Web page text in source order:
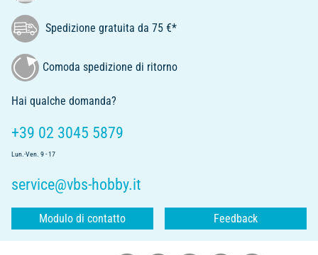
Spedizione gratuita da 75 €*
Comoda spedizione di ritorno
Hai qualche domanda?
+39 02 3045 5879
Lun.-Ven. 9 - 17
service@vbs-hobby.it
Modulo di contatto Feedback